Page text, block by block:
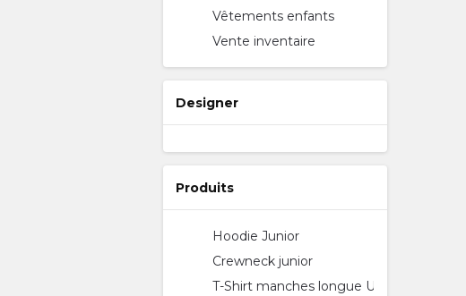
Vêtements enfants
Vente inventaire
Designer
Produits
Hoodie Junior
Crewneck junior
T-Shirt manches longue Ultra-Coton